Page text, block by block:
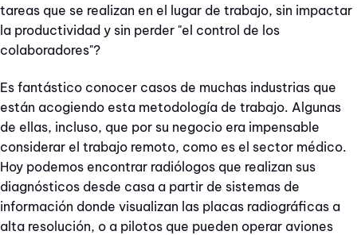
tareas que se realizan en el lugar de trabajo, sin impactar
la productividad y sin perder "el control de los
colaboradores"?
Es fantástico conocer casos de muchas industrias que
están acogiendo esta metodología de trabajo. Algunas
de ellas, incluso, que por su negocio era impensable
considerar el trabajo remoto, como es el sector médico.
Hoy podemos encontrar radiólogos que realizan sus
diagnósticos desde casa a partir de sistemas de
información donde visualizan las placas radiográficas a
alta resolución, o a pilotos que pueden operar aviones